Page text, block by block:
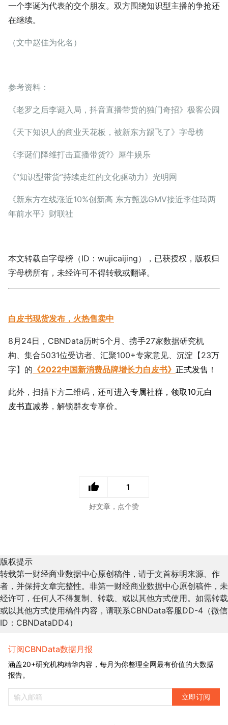
一个李诞为代表的交个朋友。双方围绕知识型主播的争抢还
在继续。
（文中赵佳为化名）
参考资料：
《老罗之后李诞入局，抖音直播带货的独门奇招》极客公园
《天下知识人的商业天花板，被新东方踢飞了》字母榜
《李诞们降维打击直播带货?》犀牛娱乐
《“知识型带货”持续走红的文化驱动力》光明网
《新东方在线涨近10%创新高 东方甄选GMV接近李佳琦两
年前水平》财联社
本文转载自字母榜（ID：wujicaijing），已获授权，版权归
字母榜所有，未经许可不得转载或翻译。
白皮书现货发布，火热售卖中
8月24日，CBNData历时5个月、携手27家数据研究机
构、集合5031位受访者、汇聚100+专家意见、沉淀【23万
字】的 《2022中国新消费品牌增长力白皮书》 正式发售！
此外，扫描下方二维码，还可进入专属社群，领取10元白
皮书直减券 ，解锁群友专享价。
1
好文章，点个赞
版权提示
转载第一财经商业数据中心原创稿件，请于文首标明来源、作
者，并保持文章完整性。非第一财经商业数据中心原创稿件，未
经许可，任何人不得复制、转载、或以其他方式使用。如需转载
或以其他方式使用稿件内容，请联系CBNData客服DD-4（微信
ID：CBNDataDD4）
订阅CBNData数据月报
涵盖20+研究机构精华内容，每月为你整理全网最有价值的大数据
报告。
立即订阅